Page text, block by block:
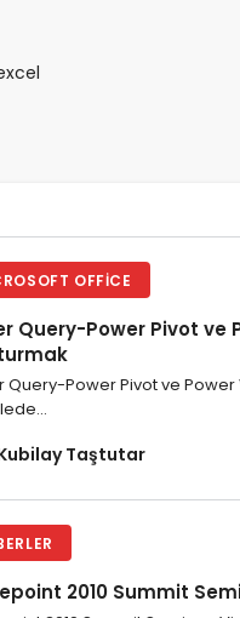
OFFICE
Query-Power Pivot ve
Query-Power Pivot ve Power
Taştutar
2010 Summit